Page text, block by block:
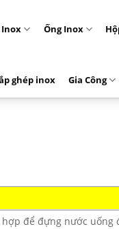
Inox Ống Inox
ghép inox Gia Công
để đựng nước uống